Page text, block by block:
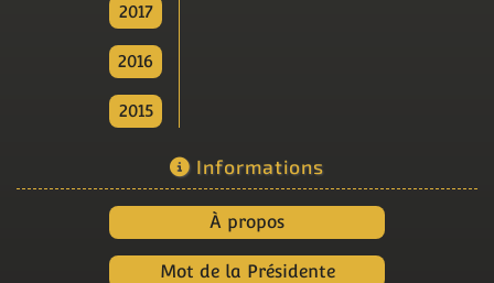
2017
2016
2015
Informations
À propos
Mot de la Présidente